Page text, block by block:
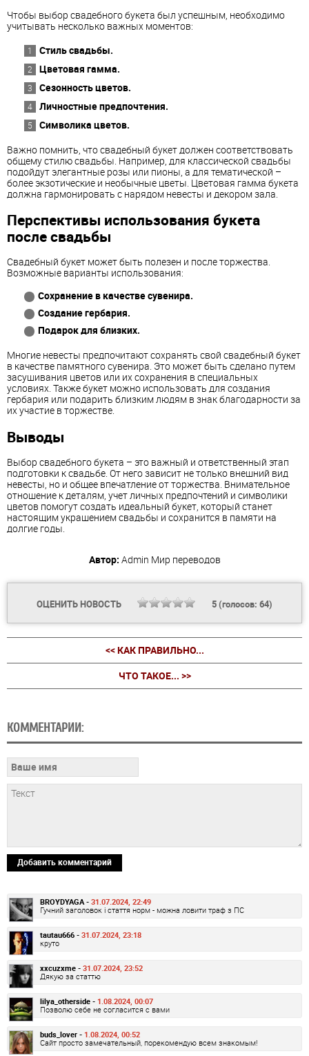
Чтобы выбор свадебного букета был успешным, необходимо
учитывать несколько важных моментов:
Стиль свадьбы.
Цветовая гамма.
Сезонность цветов.
Личностные предпочтения.
Символика цветов.
Важно помнить, что свадебный букет должен соответствовать
общему стилю свадьбы. Например, для классической свадьбы
подойдут элегантные розы или пионы, а для тематической –
более экзотические и необычные цветы. Цветовая гамма букета
должна гармонировать с нарядом невесты и декором зала.
Перспективы использования букета
после свадьбы
Свадебный букет может быть полезен и после торжества.
Возможные варианты использования:
Сохранение в качестве сувенира.
Создание гербария.
Подарок для близких.
Многие невесты предпочитают сохранять свой свадебный букет
в качестве памятного сувенира. Это может быть сделано путем
засушивания цветов или их сохранения в специальных
условиях. Также букет можно использовать для создания
гербария или подарить близким людям в знак благодарности за
их участие в торжестве.
Выводы
Выбор свадебного букета – это важный и ответственный этап
подготовки к свадьбе. От него зависит не только внешний вид
невесты, но и общее впечатление от торжества. Внимательное
отношение к деталям, учет личных предпочтений и символики
цветов помогут создать идеальный букет, который станет
настоящим украшением свадьбы и сохранится в памяти на
долгие годы.
Автор: Admin Мир переводов
ОЦЕНИТЬ НОВОСТЬ 5(голосов: 64)
<< КАК ПРАВИЛЬНО...
ЧТО ТАКОЕ... >>
КОММЕНТАРИИ:
Добавить комментарий
BROYDYAGA - 31.07.2024, 22:49
Гучний заголовок і стаття норм - можна ловити траф з ПС
tautau666 - 31.07.2024, 23:18
круто
xxcuzxme - 31.07.2024, 23:52
Дякую за статтю
lilya_otherside - 1.08.2024, 00:07
Позволю себе не согласится с вами
buds_lover - 1.08.2024, 00:52
Сайт просто замечательный, порекомендую всем знакомым!